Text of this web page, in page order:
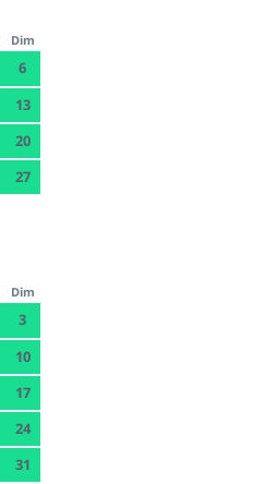
Dim
6
13
20
27
Dim
3
10
17
24
31